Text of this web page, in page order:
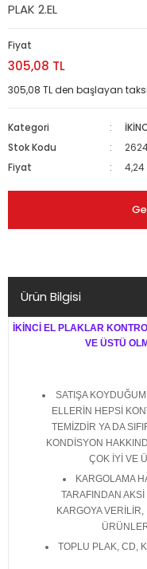
PLAK 2.EL
Fiyat
305,08 TL
305,08 TL den başlayan
Kategori
Stok Kodu
Fiyat
4,24
Ürün Bilgisi
İKİNCİ EL PLAKLAR
VE ÜSTÜ
SATIŞA
ELLERİN HEPSİ
TEMİZDİR YA DA
KONDİSYON
ÇOK İYİ VE
KARGOLAMA
TARAFINDAN
KARGOYA
TOPLU PLAK, CD,